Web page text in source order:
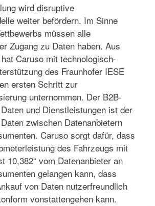
wird disruptive
weiter befördern. Im Sinne
müssen alle
Zugang zu Daten haben. Aus
Caruso mit technologisch-
des Fraunhofer IESE
ersten Schritt zur
unternommen. Der B2B-
und Dienstleistungen ist der
zwischen Datenanbietern
Caruso sorgt dafür, dass
des Fahrzeugs mit
10,382“ vom Datenanbieter an
gelangen kann, dass
von Daten nutzerfreundlich
vonstattengehen kann.